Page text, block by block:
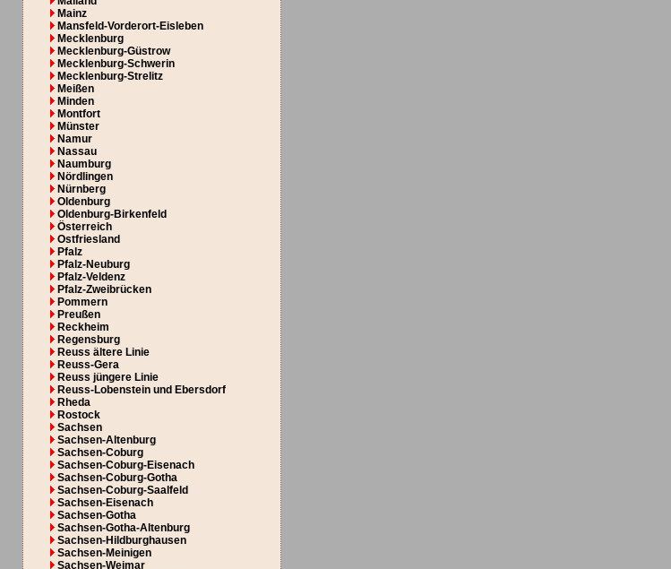
Mainz
Mansfeld-Vorderort-Eisleben
Mecklenburg
Mecklenburg-Güstrow
Mecklenburg-Schwerin
Mecklenburg-Strelitz
Meißen
Minden
Montfort
Münster
Namur
Nassau
Naumburg
Nördlingen
Nürnberg
Oldenburg
Oldenburg-Birkenfeld
Österreich
Ostfriesland
Pfalz
Pfalz-Neuburg
Pfalz-Veldenz
Pfalz-Zweibrücken
Pommern
Preußen
Reckheim
Regensburg
Reuss ältere Linie
Reuss-Gera
Reuss jüngere Linie
Reuss-Lobenstein und Ebersdorf
Rheda
Rostock
Sachsen
Sachsen-Altenburg
Sachsen-Coburg
Sachsen-Coburg-Eisenach
Sachsen-Coburg-Gotha
Sachsen-Coburg-Saalfeld
Sachsen-Eisenach
Sachsen-Gotha
Sachsen-Gotha-Altenburg
Sachsen-Hildburghausen
Sachsen-Meinigen
Sachsen-Weimar